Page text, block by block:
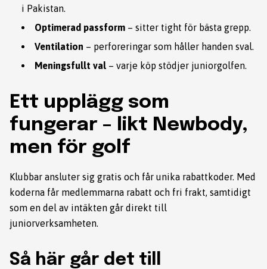
i Pakistan.
Optimerad passform – sitter tight för bästa grepp.
Ventilation – perforeringar som håller handen sval.
Meningsfullt val – varje köp stödjer juniorgolfen.
Ett upplägg som
fungerar – likt Newbody,
men för golf
Klubbar ansluter sig gratis och får unika rabattkoder. Med
koderna får medlemmarna rabatt och fri frakt, samtidigt
som en del av intäkten går direkt till
juniorverksamheten.
Så här går det till